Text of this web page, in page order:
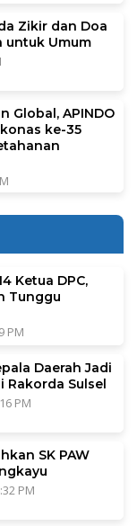
Zikir dan Doa
untuk Umum
Global, APINDO
ke-35
Ketua DPC,
Tunggu
PM
Daerah Jadi
Rakorda Sulsel
PM
SK PAW
PM